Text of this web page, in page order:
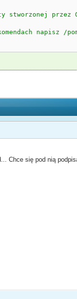
przez
napisz /
Chce się pod nią